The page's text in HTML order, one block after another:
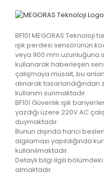
BF101 MEGORAS
ışık perdesi sensörünün
veya 900 mm uzunluğuna
kullanarak haberleşen
çalışmaya müsait, bu
alınarak
kullanım sunmaktadır.
BF101 Güvenlik ışık
yazdığı üzere 220V AC
duymaktadır.
Bunun dışında harici
algılaması yapıldığında
kullanılmaktadır.
Detaylı bilgi ilgili
almaktadır.